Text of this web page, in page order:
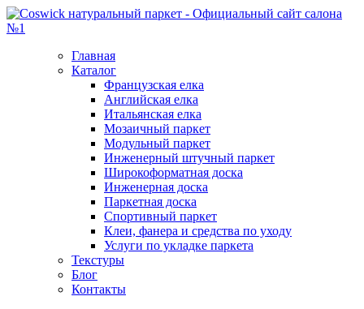
Главная
Каталог
Французская елка
Английская елка
Итальянская елка
Мозаичный паркет
Модульный паркет
Инженерный штучный паркет
Широкоформатная доска
Инженерная доска
Паркетная доска
Спортивный паркет
Клеи, фанера и средства по уходу
Услуги по укладке паркета
Текстуры
Блог
Контакты